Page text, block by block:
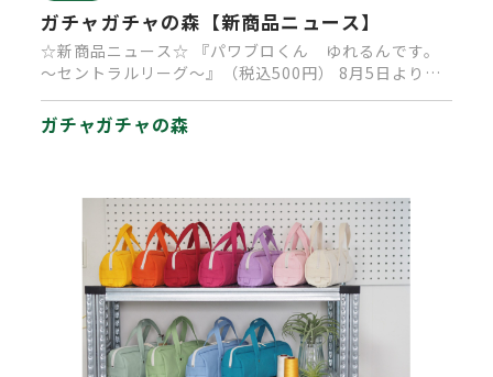
ガチャガチャの森【新商品ニュース】
☆新商品ニュース☆ 『パワブロくん ゆれるんです。
～セントラルリーグ～』（税込500円） 8月5日より順
次発売中です。 …
ガチャガチャの森